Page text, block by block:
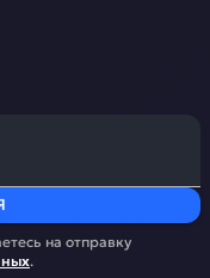
на отправку
.